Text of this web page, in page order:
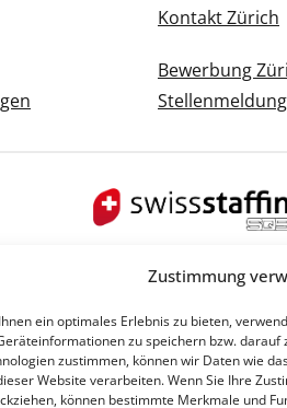
Zustimmung
ein optimales Erlebnis zu bieten,
zu speichern bzw. darauf
zustimmen, können wir Daten wie
Website verarbeiten. Wenn Sie Ihre
können bestimmte Merkmale und
Kontakt Zürich
Bewerbung